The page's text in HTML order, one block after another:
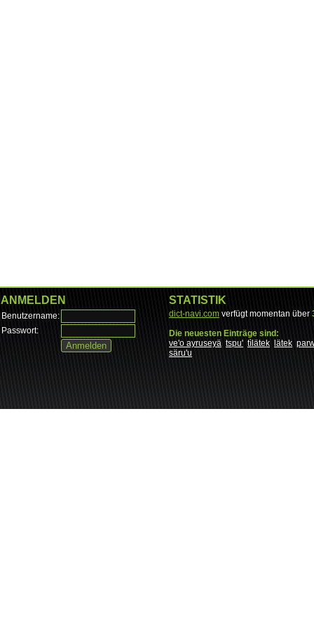
ANMELDEN
Benutzername:
Passwort:
STATISTIK
dict-navi.com verfügt momentan über
Die neuesten Einträge sind:
ve'o ayruseyä tspu' tìlätek lätek
säru'u